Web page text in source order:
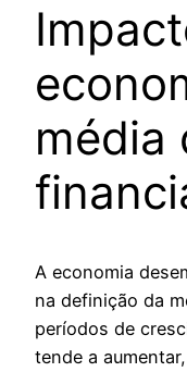
média
A economia
na definição da
períodos de
tende a